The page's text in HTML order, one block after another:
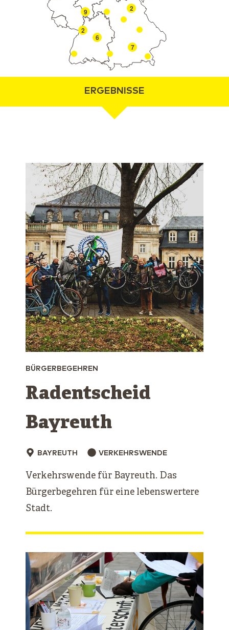
2
9
6
7
2
ERGEBNISSE
BÜRGERBEGEHREN
Radentscheid
Bayreuth
BAYREUTH VERKEHRSWENDE
Verkehrswende für Bayreuth. Das
Bürgerbegehren für eine lebenswertere
Stadt.